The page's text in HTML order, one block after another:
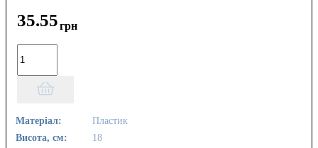
35.55грн
Матеріал:
Пластик
Висота, см:
18